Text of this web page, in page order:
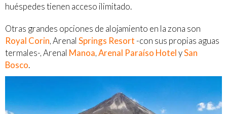
huéspedes tienen acceso ilimitado.
Otras grandes opciones de alojamiento en la zona son
Royal Corin, Arenal Springs Resort-con sus propias aguas
termales-, Arenal Manoa,Arenal Paraíso HotelySan
Bosco.